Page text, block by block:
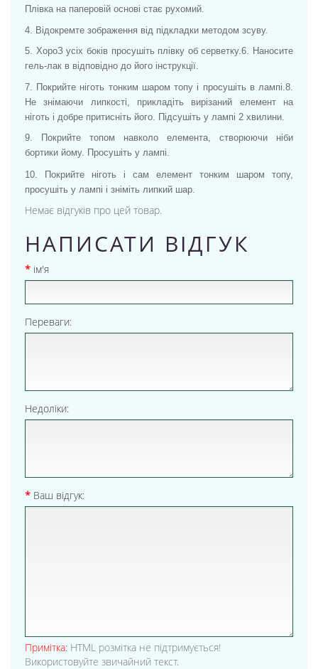
Плівка на паперовій основі стає рухомий.
4. Відокремте зображення від підкладки методом зсуву.
5. ХороЗ усіх боків просушіть плівку об серветку.6. Наносите
гель-лак в відповідно до його інструкції.
7. Покрийте ніготь тонким шаром топу і просушіть в лампі. 8.
Не знімаючи липкості, прикладіть вирізаний елемент на
ніготь і добре притисніть його. Підсушіть у лампі 2 хвилини.
9. Покрийте топом навколо елемента, створюючи ніби
бортики йому. Просушіть у лампі.
10. Покрийте ніготь і сам елемент тонким шаром топу,
просушіть у лампі і зніміть липкий шар.
Немає відгуків про цей товар.
НАПИСАТИ ВІДГУК
ім'я
Переваги:
Недоліки:
Ваш відгук:
Примітка: HTML розмітка не підтримується!
Використовуйте звичайний текст.